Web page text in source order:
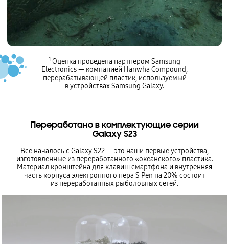
¹ Оценка проведена партнером Samsung
Electronics — компанией Hanwha Compound,
перерабатывающей пластик, используемый
в устройствах Samsung Galaxy.
Переработано в комплектующие серии
Galaxy S23
Все началось с Galaxy S22 — это наши первые устройства,
изготовленные из переработанного «океанского» пластика.
Материал кронштейна для клавиш смартфона и внутренняя
часть корпуса электронного пера S Pen на 20% состоит
из переработанных рыболовных сетей.